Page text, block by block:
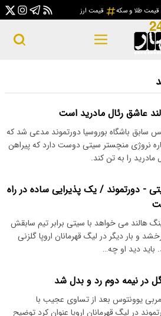
قیمت طلا و سکه قیمت ارز
عاشق رئال مادرید است
سابق باشگاه بوروسیا دورتموند مدعی شد که
نروژی منچستر سیتی دوست دارد که پیراهن
مادرید را به تن کند.
- دورتموند / یک پذیرایی ساده در راه
هالند می خواهد با سیتی برابر تیم سابقش
و بار دیگر در لیگ قهرمانان اروپا گلزنی
باید دید او چه…
یوونتوس بعد از تساوی عجیب با
در لیگ قهرمانان اروپا عنوان کرد توضیح